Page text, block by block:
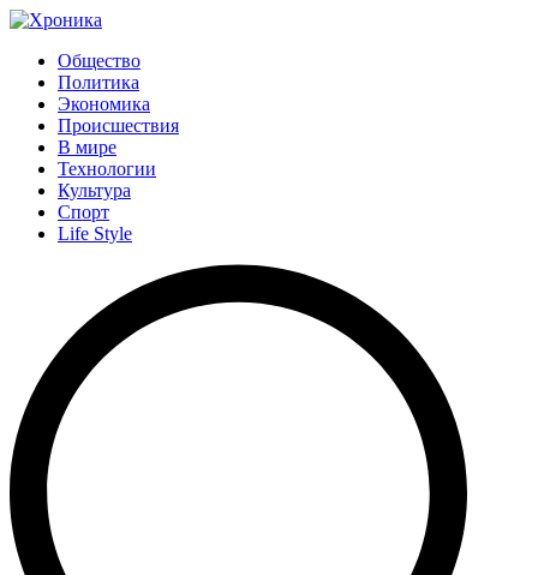
Общество
Политика
Экономика
Происшествия
В мире
Технологии
Культура
Спорт
Life Style